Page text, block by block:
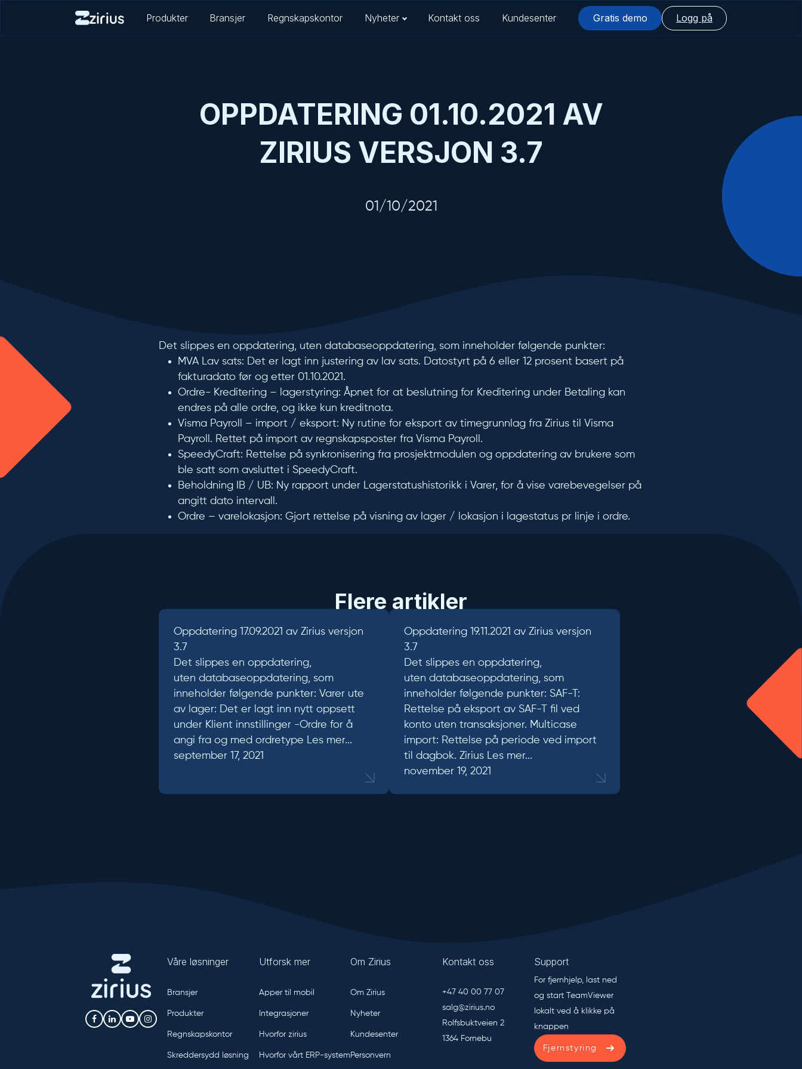
Produkter Bransjer Regnskapskontor Nyheter Kontakt oss Kundesenter Gratis demo Logg på
OPPDATERING 01.10.2021 AV
ZIRIUS VERSJON 3.7
01/10/2021
Det slippes en oppdatering, uten databaseoppdatering, som inneholder følgende punkter:
MVA Lav sats: Det er lagt inn justering av lav sats. Datostyrt på 6 eller 12 prosent basert på
fakturadato før og etter 01.10.2021.
Ordre- Kreditering – lagerstyring: Åpnet for at beslutning for Kreditering under Betaling kan
endres på alle ordre, og ikke kun kreditnota.
Visma Payroll – import / eksport: Ny rutine for eksport av timegrunnlag fra Zirius til Visma
Payroll. Rettet på import av regnskapsposter fra Visma Payroll.
SpeedyCraft: Rettelse på synkronisering fra prosjektmodulen og oppdatering av brukere som
ble satt som avsluttet i SpeedyCraft.
Beholdning IB / UB: Ny rapport under Lagerstatushistorikk i Varer, for å vise varebevegelser på
angitt dato intervall.
Ordre – varelokasjon: Gjort rettelse på visning av lager / lokasjon i lagestatus pr linje i ordre.
Flere artikler
Oppdatering 17.09.2021 av Zirius versjon
3.7
Det slippes en oppdatering,
uten databaseoppdatering, som
inneholder følgende punkter: Varer ute
av lager: Det er lagt inn nytt oppsett
under Klient innstillinger -Ordre for å
angi fra og med ordretype Les mer...
september 17, 2021
Oppdatering 19.11.2021 av Zirius versjon
3.7
Det slippes en oppdatering,
uten databaseoppdatering, som
inneholder følgende punkter: SAF-T:
Rettelse på eksport av SAF-T fil ved
konto uten transaksjoner. Multicase
import: Rettelse på periode ved import
til dagbok. Zirius Les mer...
november 19, 2021
Våre løsninger
Bransjer
Produkter
Regnskapskontor
Skreddersydd løsning
Utforsk mer
Apper til mobil
Integrasjoner
Hvorfor zirius
Hvorfor vårt ERP-system
Om Zirius
Om Zirius
Nyheter
Kundesenter
Personvern
Kontakt oss
+47 40 00 77 07
salg@zirius.no
Rolfsbuktveien 2
1364 Fornebu
Support
For fjernhjelp, last ned
og start TeamViewer
lokalt ved å klikke på
knappen
Fjernstyring